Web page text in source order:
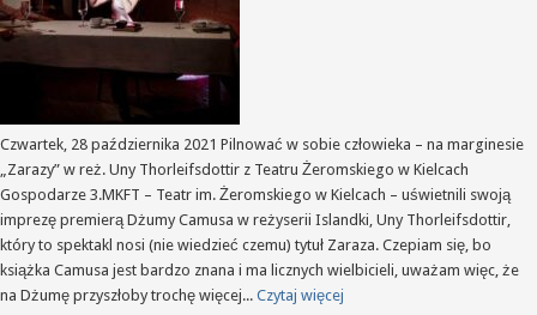
Czwartek, 28 października 2021 Pilnować w sobie człowieka – na marginesie
„Zarazy” w reż. Uny Thorleifsdottir z Teatru Żeromskiego w Kielcach
Gospodarze 3.MKFT – Teatr im. Żeromskiego w Kielcach – uświetnili swoją
imprezę premierą Dżumy Camusa w reżyserii Islandki, Uny Thorleifsdottir,
który to spektakl nosi (nie wiedzieć czemu) tytuł Zaraza. Czepiam się, bo
książka Camusa jest bardzo znana i ma licznych wielbicieli, uważam więc, że
na Dżumę przyszłoby trochę więcej... Czytaj więcej